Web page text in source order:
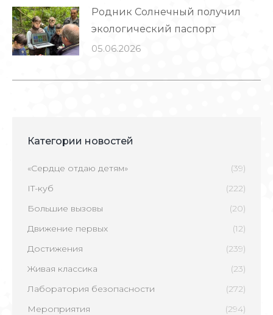
Родник Солнечный получил
экологический паспорт
05.06.2026
Категории новостей
«Сердце отдаю детям»
(39)
IT-куб
(222)
Большие вызовы
(20)
Движение первых
(12)
Достижения
(239)
Живая классика
(23)
Лаборатория безопасности
(272)
Мероприятия
(294)